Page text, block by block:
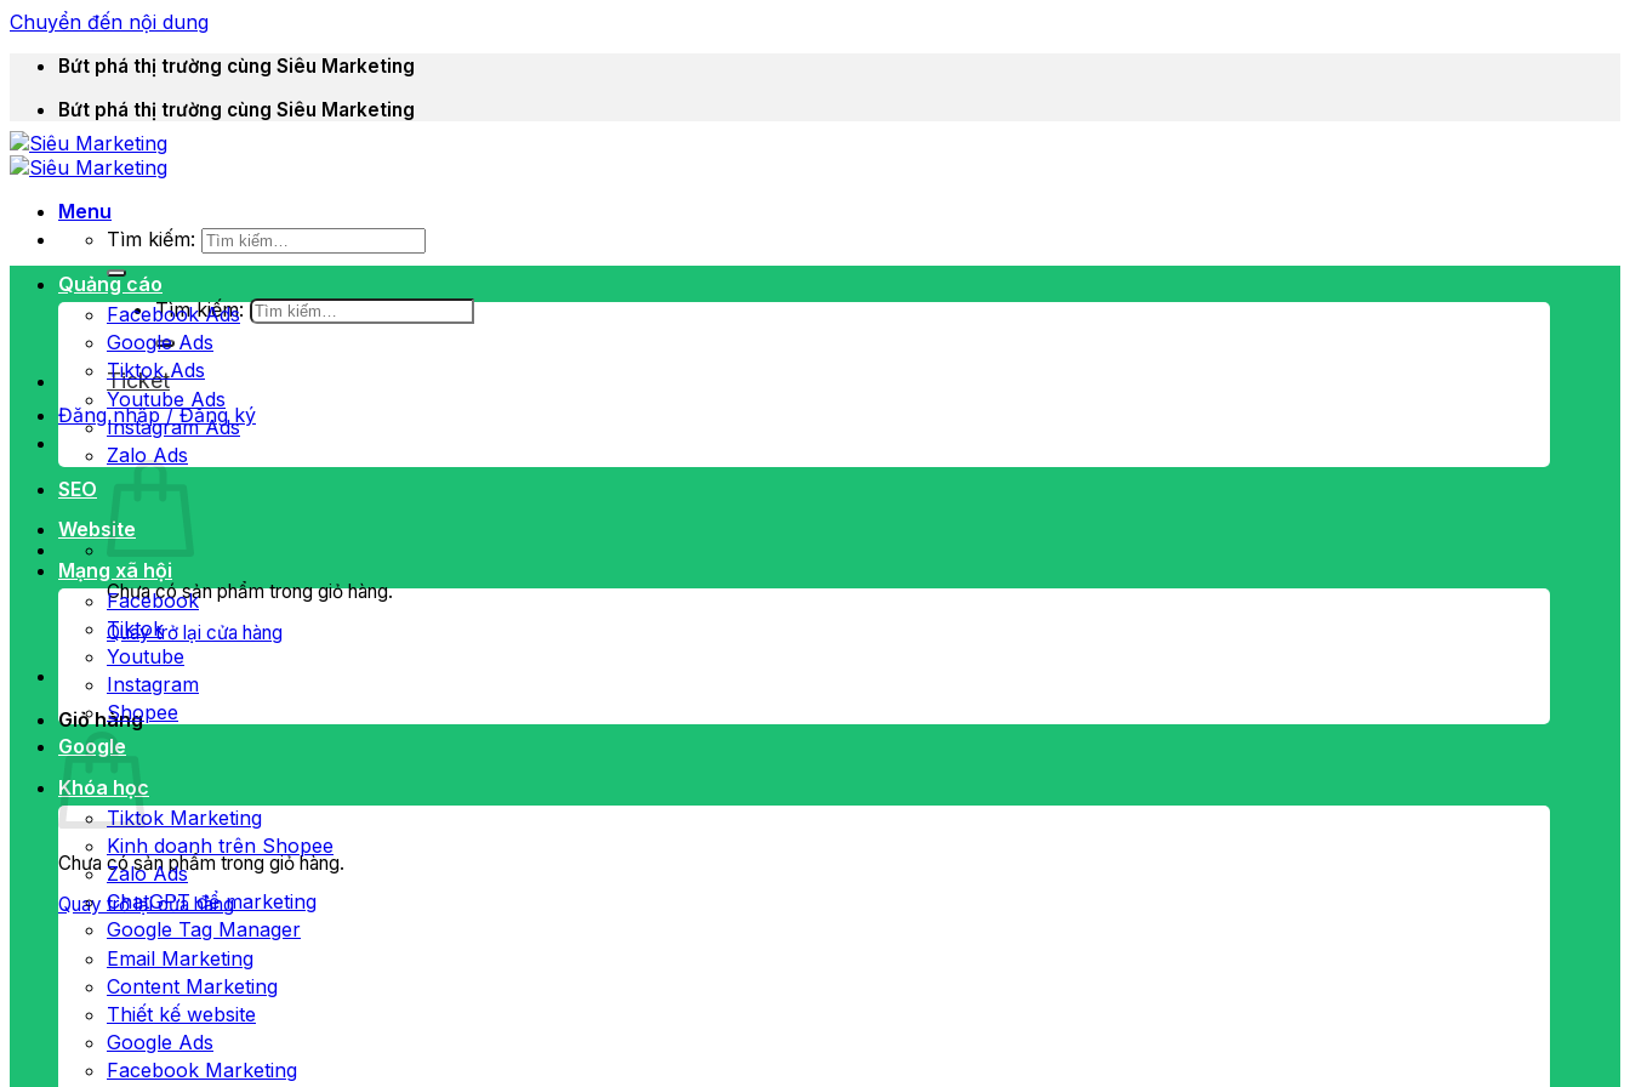
Chuyển đến nội dung
Bứt phá thị trường cùng Siêu Marketing
Bứt phá thị trường cùng Siêu Marketing
Menu
Tìm kiếm:
Tìm kiếm:
Ticket
Đăng nhập / Đăng ký
Chưa có sản phẩm trong giỏ hàng.
Quay trở lại cửa hàng
Giỏ hàng
Chưa có sản phẩm trong giỏ hàng.
Quay trở lại cửa hàng
Quảng cáo
Facebook Ads
Google Ads
Tiktok Ads
Youtube Ads
Instagram Ads
Zalo Ads
SEO
Website
Mạng xã hội
Facebook
Tiktok
Youtube
Instagram
Shopee
Google
Khóa học
Tiktok Marketing
Kinh doanh trên Shopee
Zalo Ads
ChatGPT để marketing
Google Tag Manager
Email Marketing
Content Marketing
Thiết kế website
Google Ads
Facebook Marketing